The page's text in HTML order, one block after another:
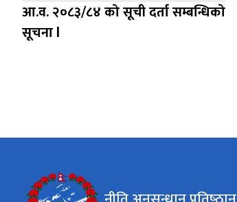
आ.व. २०८३/८४ को सूची दर्ता सम्बन्धिको
सूचना l